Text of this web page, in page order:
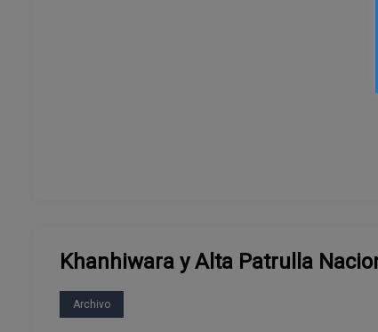
Khanhiwara y Alta Patrulla
Archivo